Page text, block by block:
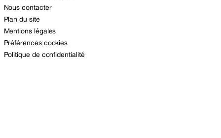
Nous contacter
Plan du site
Mentions légales
Préférences cookies
Politique de confidentialité